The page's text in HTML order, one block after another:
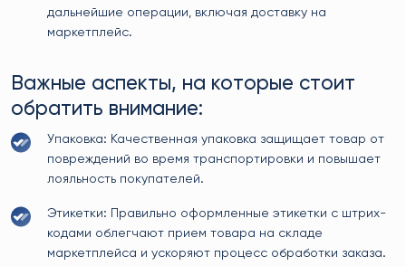
дальнейшие операции, включая доставку на
маркетплейс.
Важные аспекты, на которые стоит
обратить внимание:
Упаковка: Качественная упаковка защищает товар от
повреждений во время транспортировки и повышает
лояльность покупателей.
Этикетки: Правильно оформленные этикетки с штрих-
кодами облегчают прием товара на складе
маркетплейса и ускоряют процесс обработки заказа.